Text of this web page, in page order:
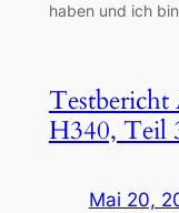
haben und ich
Testbericht
H340, Teil
Mai 20,